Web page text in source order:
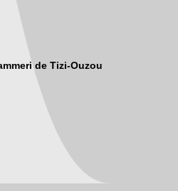
de Tizi-Ouzou